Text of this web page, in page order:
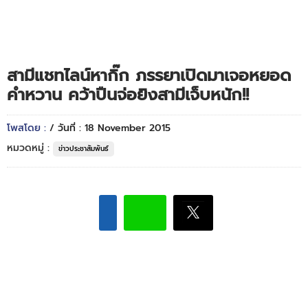
สามีแชทไลน์หากิ๊ก ภรรยาเปิดมาเจอหยอด
คำหวาน คว้าปืนจ่อยิงสามีเจ็บหนัก!!
โพสโดย : / วันที่ : 18 November 2015
หมวดหมู่ :
ข่าวประชาสัมพันธ์